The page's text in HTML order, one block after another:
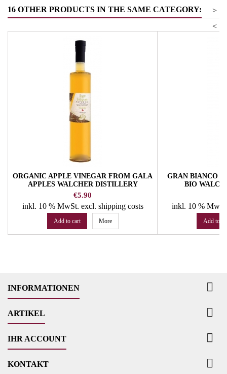
16 OTHER PRODUCTS IN THE SAME CATEGORY:
>
<
ORGANIC APPLE VINEGAR FROM GALA
APPLES WALCHER DISTILLERY
Price
€5.90
inkl. 10 % MwSt. excl. shipping costs
Add to cart More
GRAN BIANCO
BIO
inkl. 10 %
Add to
INFORMATIONEN 
ARTIKEL 
IHR ACCOUNT 
KONTAKT 